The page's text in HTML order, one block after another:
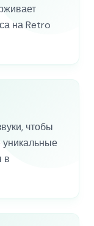
на Retro
чтобы
уникальные
в